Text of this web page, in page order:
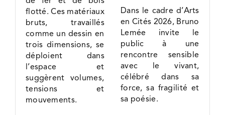
flotté. Ces matériaux
bruts, travaillés
comme un dessin en
trois dimensions, se
déploient dans
l’espace et
suggèrent volumes,
tensions et
mouvements.
Dans le cadre d’Arts
en Cités 2026, Bruno
Lemée invite le
public à une
rencontre sensible
avec le vivant,
célébré dans sa
force, sa fragilité et
sa poésie.